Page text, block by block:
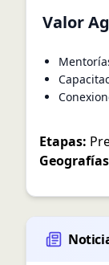
Valor
Etapas: